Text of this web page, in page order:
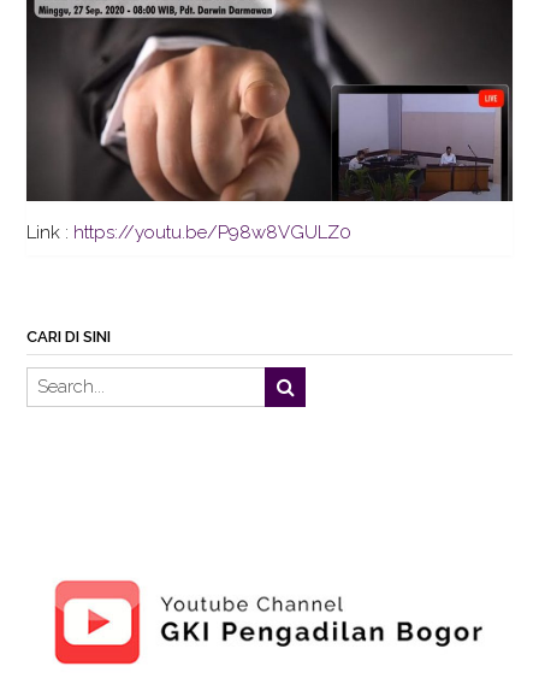
Link : https://youtu.be/P98w8VGULZ0
CARI DI SINI